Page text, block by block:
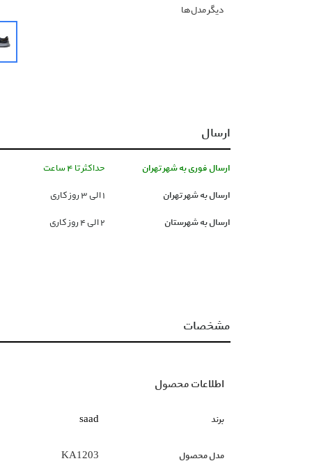
دیگر مدل‌ها
ارسال
ارسال فوری به شهر تهران حداکثر تا 4 ساعت
ارسال به شهر تهران ١ الی ۳ روز کاری
ارسال به شهرستان ۲ الی ۴ روز کاری
مشخصات
اطلاعات محصول
برند saad
مدل محصول KA1203